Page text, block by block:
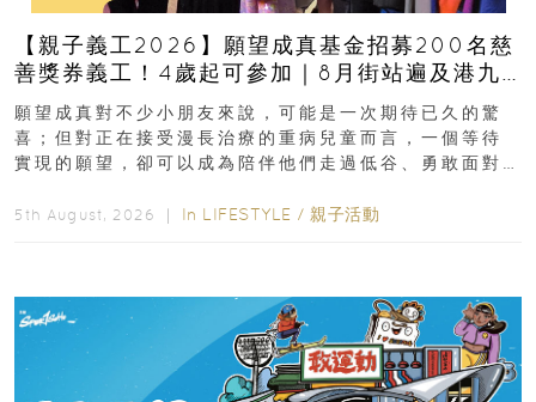
【親子義工2026】願望成真基金招募200名慈
善獎券義工！4歲起可參加｜8月街站遍及港九
新界
願望成真對不少小朋友來說，可能是一次期待已久的驚
喜；但對正在接受漫長治療的重病兒童而言，一個等待
實現的願望，卻可以成為陪伴他們走過低谷、勇敢面對
5th August, 2026 ｜ In LIFESTYLE / 親子活動